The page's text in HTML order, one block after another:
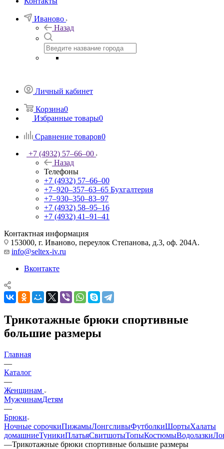
Иваново
Назад
Личный кабинет
Корзина0
Избранные товары0
Сравнение товаров0
+7 (4932) 57‒66‒00
Назад
Телефоны
+7 (4932) 57‒66‒00
+7‒920‒357‒63‒65 Бухгалтерия
+7‒930‒350‒83‒97
+7 (4932) 58‒95‒16
+7 (4932) 41‒91‒41
Контактная информация
153000, г. Иваново, переулок Степанова, д.3, оф. 204А.
info@seltex-iv.ru
Вконтакте
Трикотажные брюки спортивные
большие размеры
Главная
—
Каталог
—
Женщинам
МужчинамДетям
—
Брюки
Ночные сорочкиПижамыЛонгсливыФутболкиШортыХалаты
домашниеТуникиПлатьяСвитшотыТопыКостюмыВодолазки
—Трикотажные брюки спортивные большие размеры